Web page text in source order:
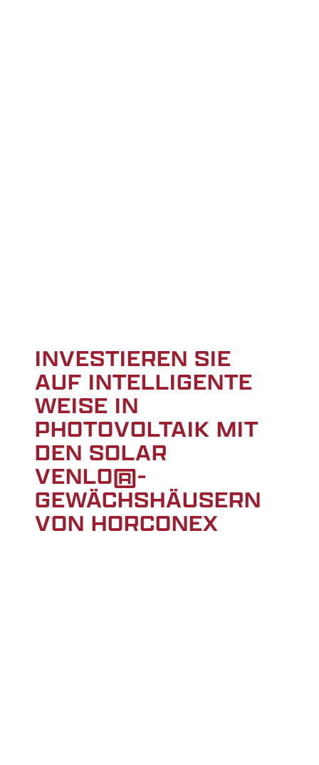
INVESTIEREN SIE
AUF INTELLIGENTE
WEISE IN
PHOTOVOLTAIK MIT
DEN SOLAR
VENLO®-
GEWÄCHSHÄUSERN
VON HORCONEX